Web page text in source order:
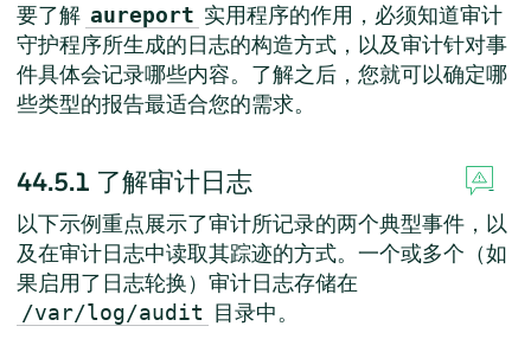
要了解 aureport 实用程序的作用，必须知道审计
守护程序所生成的日志的构造方式，以及审计针对事
件具体会记录哪些内容。了解之后，您就可以确定哪
些类型的报告最适合您的需求。
44.5.1 了解审计日志
以下示例重点展示了审计所记录的两个典型事件，以
及在审计日志中读取其踪迹的方式。一个或多个（如
果启用了日志轮换）审计日志存储在
/var/log/audit 目录中。